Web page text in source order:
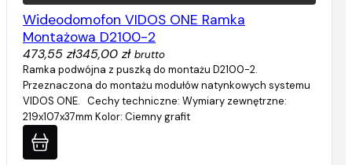
Wideodomofon VIDOS ONE Ramka
Montażowa D2100-2
473,55 zł345,00 zł brutto
Ramka podwójna z puszką do montażu D2100-2.
Przeznaczona do montażu modułów natynkowych systemu
VIDOS ONE. Cechy techniczne: Wymiary zewnętrzne:
219x107x37mm Kolor: Ciemny grafit